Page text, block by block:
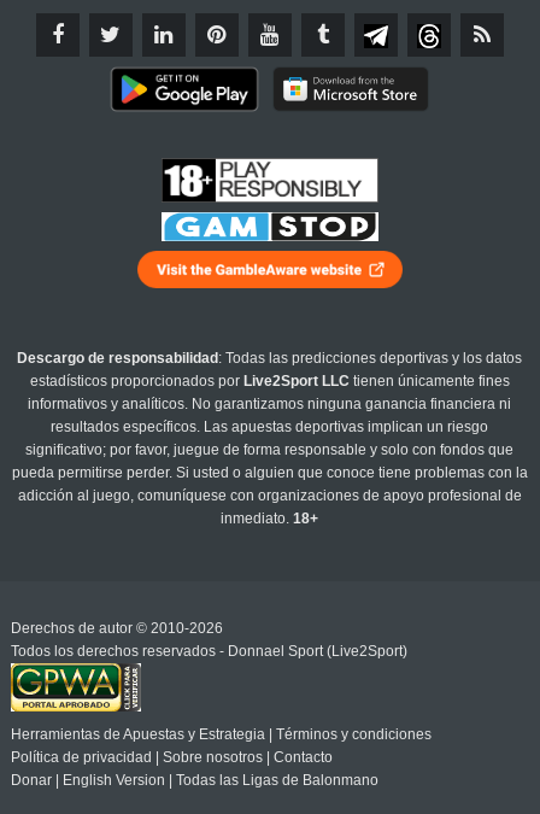
Descargo de responsabilidad : Todas las predicciones deportivas y los datos
estadísticos proporcionados por Live2Sport LLC tienen únicamente fines
informativos y analíticos. No garantizamos ninguna ganancia financiera ni
resultados específicos. Las apuestas deportivas implican un riesgo
significativo; por favor, juegue de forma responsable y solo con fondos que
pueda permitirse perder. Si usted o alguien que conoce tiene problemas con la
adicción al juego, comuníquese con organizaciones de apoyo profesional de
inmediato.18+
Derechos de autor © 2010-2026
Todos los derechos reservados - Donnael Sport (Live2Sport)
Herramientas de Apuestas y Estrategia| Términos y condiciones
Política de privacidad
Sobre nosotros| Contacto
Donar| English Version Todas las Ligas de Balonmano